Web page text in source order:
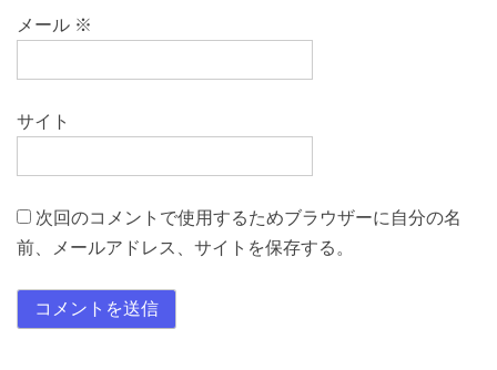
メール ※
サイト
次回のコメントで使用するためブラウザーに自分の名
前、メールアドレス、サイトを保存する。